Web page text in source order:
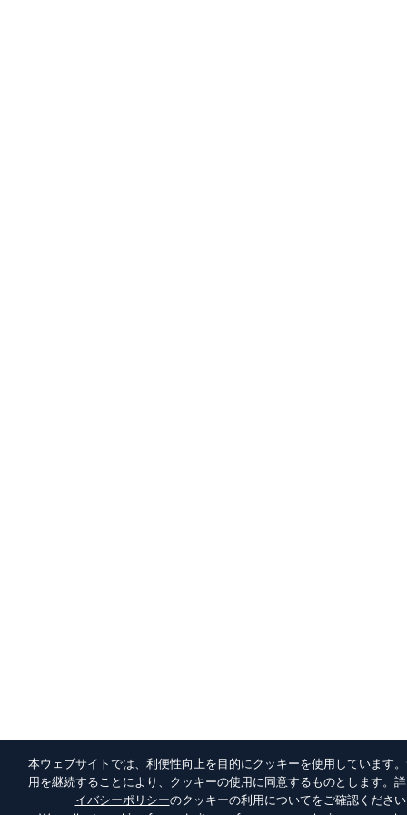
本ウェブサイトでは、利便性向上を目的にクッキーを使用しています
用を継続することにより、クッキーの使用に同意するものとします。
イバシーポリシーのクッキーの利用についてをご確認くださ